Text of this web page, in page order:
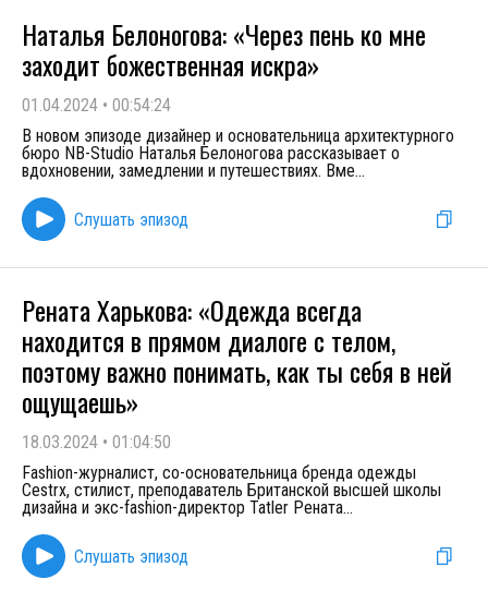
Наталья Белоногова: «Через пень ко мне
заходит божественная искра»
01.04.2024 • 00:54:24
В новом эпизоде дизайнер и основательница архитектурного
бюро NB-Studio Наталья Белоногова рассказывает о
вдохновении, замедлении и путешествиях. Вме...
Слушать эпизод
Рената Харькова: «Одежда всегда
находится в прямом диалоге с телом,
поэтому важно понимать, как ты себя в ней
ощущаешь»
18.03.2024 • 01:04:50
Fashion-журналист, со-основательница бренда одежды
Cestrx, стилист, преподаватель Британской высшей школы
дизайна и экс-fashion-директор Tatler Рената...
Слушать эпизод